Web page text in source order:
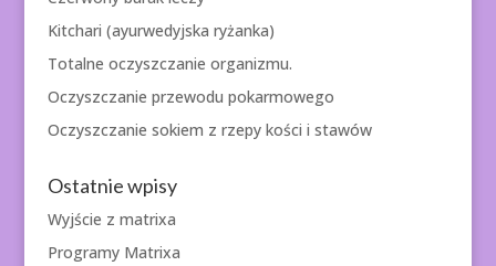
Kitchari (ayurwedyjska ryżanka)
Totalne oczyszczanie organizmu.
Oczyszczanie przewodu pokarmowego
Oczyszczanie sokiem z rzepy kości i stawów
Ostatnie wpisy
Wyjście z matrixa
Programy Matrixa